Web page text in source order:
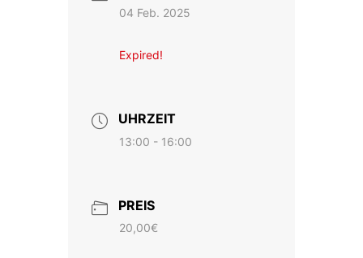
04 Feb. 2025
Expired!
UHRZEIT
13:00 - 16:00
PREIS
20,00€